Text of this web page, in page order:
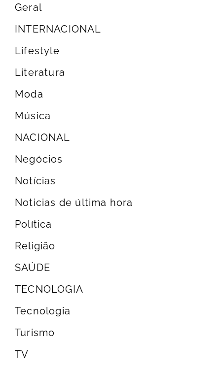
Geral
INTERNACIONAL
Lifestyle
Literatura
Moda
Música
NACIONAL
Negócios
Notícias
Noticias de última hora
Política
Religião
SAÚDE
TECNOLOGIA
Tecnologia
Turismo
TV